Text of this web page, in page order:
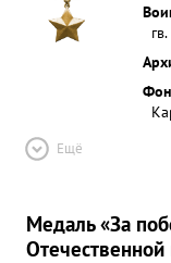
Ещё
Медаль «За